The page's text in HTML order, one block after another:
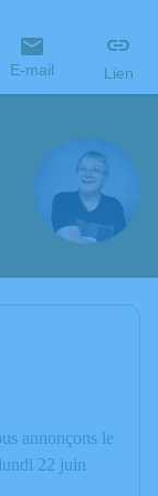
E-mail Lien
annonçons le
22 juin